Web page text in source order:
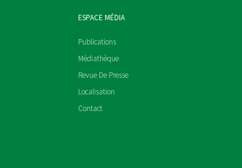
ESPACE MÉDIA
Publications
Médiathèque
Revue De Presse
Localisation
Contact